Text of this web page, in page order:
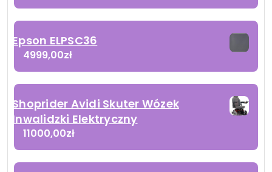
Epson ELPSC36
4999,00zł
Shoprider Avidi Skuter Wózek
Inwalidzki Elektryczny
11000,00zł